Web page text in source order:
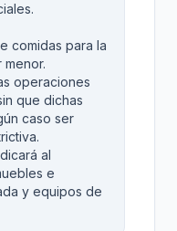
comidas para la
operaciones
que dichas
caso ser
al
e
y equipos de